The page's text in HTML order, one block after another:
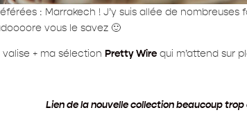
: Marrakech ! J’y suis allée de
vous le savez 🙂
+ ma sélection Pretty Wirequi m’attend sur
Lien de la nouvelle collection beaucoup trop